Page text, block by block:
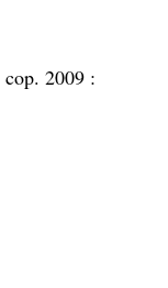
cop. 2009 :